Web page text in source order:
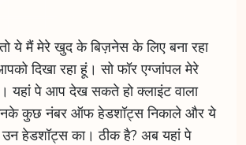
ये मैं मेरे खुद के बिज़नेस के लिए बना रहा
दिखा रहा हूं। सो फॉर एग्जांपल मेरे
यहां पे आप देख सकते हो क्लाइंट वाला
कुछ नंबर ऑफ हेडशॉट्स निकाले और ये
उन हेडशॉट्स का। ठीक है? अब यहां पे